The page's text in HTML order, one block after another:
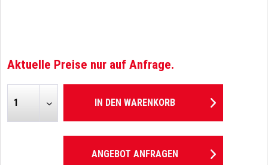
Aktuelle Preise nur auf Anfrage.
IN DEN WARENKORB
ANGEBOT ANFRAGEN